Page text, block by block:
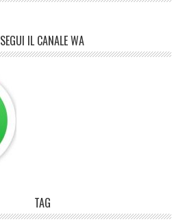
SEGUI IL CANALE WA
TAG